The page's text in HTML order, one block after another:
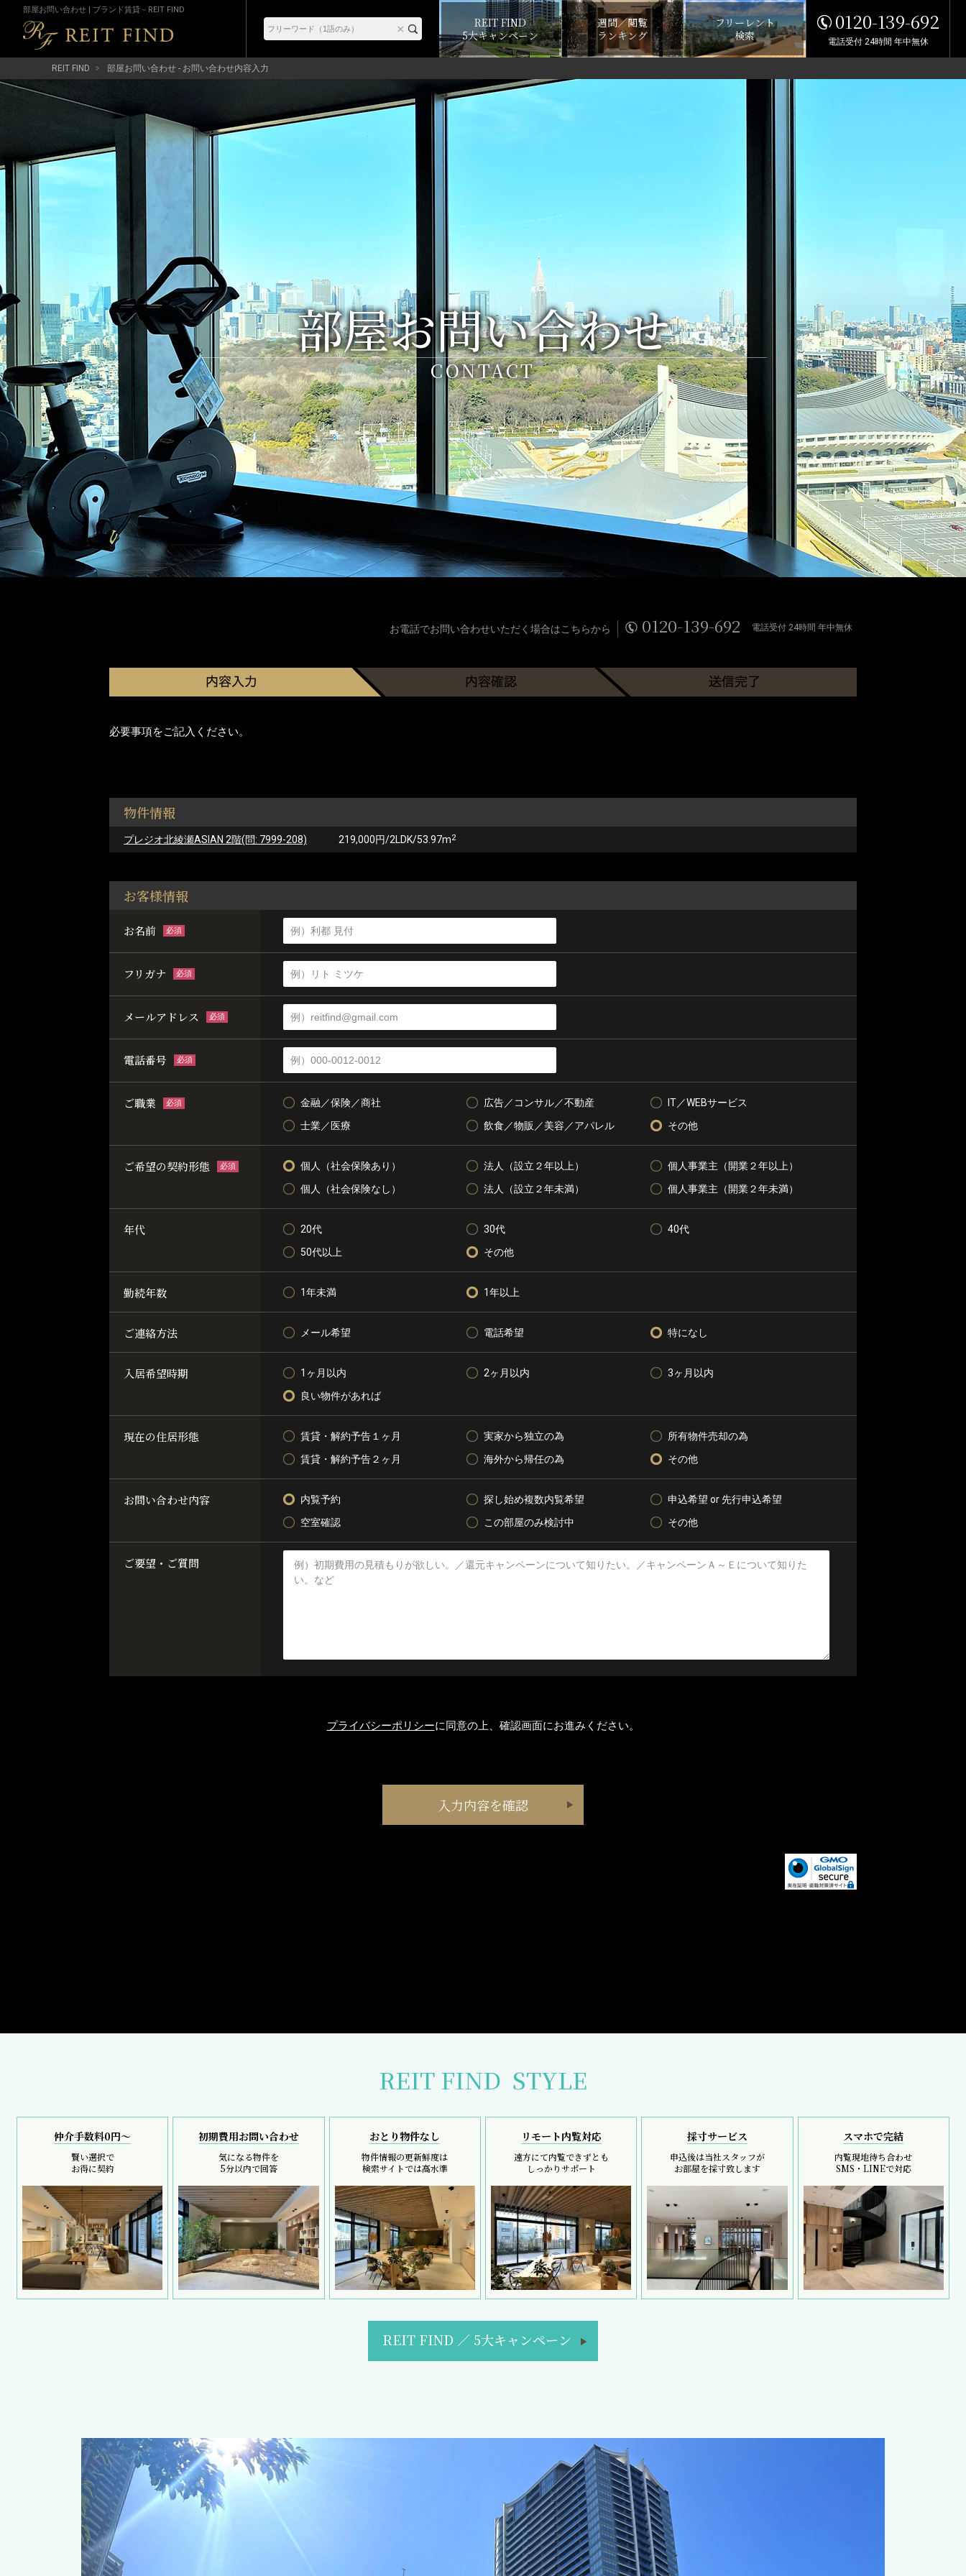
部屋お問い合わせ | ブランド賃貸－REIT FIND
REIT FIND
5大キャンペーン
週間／閲覧
ランキング
フリーレント
検索
0120-139-692
電話受付 24時間 年中無休
REIT FIND 部屋お問い合わせ - お問い合わせ内容入力
部屋お問い合わせ
CONTACT
お電話でお問い合わせいただく場合はこちらから 0120-139-692 電話受付 24時間 年中無休
必要事項をご記入ください。
物件情報
プレジオ北綾瀬ASIAN 2階(問: 7999-208) 219,000円/2LDK/53.97m2
お客様情報
お名前 必須
フリガナ 必須
メールアドレス 必須
電話番号 必須
ご職業 必須 金融／保険／商社 広告／コンサル／不動産
IT／WEBサービス
士業／医療
飲食／物販／美容／アパレル その他
ご希望の契約形態 必須 個人（社会保険あり） 法人（設立２年以上）
個人事業主（開業２年以上）
個人（社会保険なし）
法人（設立２年未満） 個人事業主（開業２年未満）
年代 20代 30代
40代
50代以上
その他
勤続年数 1年未満 1年以上
ご連絡方法 メール希望 電話希望 特になし
入居希望時期 1ヶ月以内 2ヶ月以内
3ヶ月以内
良い物件があれば
現在の住居形態 賃貸・解約予告１ヶ月 実家から独立の為
所有物件売却の為
賃貸・解約予告２ヶ月
海外から帰任の為 その他
お問い合わせ内容 内覧予約 探し始め複数内覧希望
申込希望 or 先行申込希望
空室確認
この部屋のみ検討中 その他
ご要望・ご質問
プライバシーポリシーに同意の上、確認画面にお進みください。
REIT FIND STYLE
仲介手数料0円～
賢い選択で
お得に契約
初期費用お問い合わせ
気になる物件を
5分以内で回答
おとり物件なし
物件情報の更新鮮度は
検索サイトでは高水準
リモート内覧対応
遠方にて内覧できずとも
しっかりサポート
採寸サービス
申込後は当社スタッフが
お部屋を採寸致します
スマホで完結
内覧現地待ち合わせ
SMS・LINEで対応
REIT FIND ／ 5大キャンペーン